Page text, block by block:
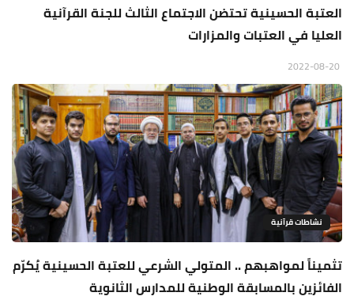
العتبة الحسينية تحتضن الاجتماع الثالث للجنة القرآنية
العليا في العتبات والمزارات
نشاطات قرآنية
تثميناً لمواهبهم .. المتولي الشرعي للعتبة الحسينية يُكرّم
الفائزين بالمسابقة الوطنية للمدارس الثانوية